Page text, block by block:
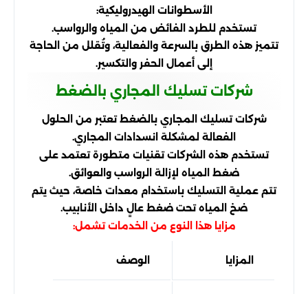
الأسطوانات الهيدروليكية:
تستخدم للطرد الفائض من المياه والرواسب.
تتميز هذه الطرق بالسرعة والفعالية، وتُقلل من الحاجة
إلى أعمال الحفر والتكسير.
شركات تسليك المجاري بالضغط
شركات تسليك المجاري بالضغط تعتبر من الحلول
الفعالة لمشكلة انسدادات المجاري.
تستخدم هذه الشركات تقنيات متطورة تعتمد على
ضغط المياه لإزالة الرواسب والعوائق.
تتم عملية التسليك باستخدام معدات خاصة، حيث يتم
ضخ المياه تحت ضغط عالٍ داخل الأنابيب.
مزايا هذا النوع من الخدمات تشمل:
المزايا الوصف